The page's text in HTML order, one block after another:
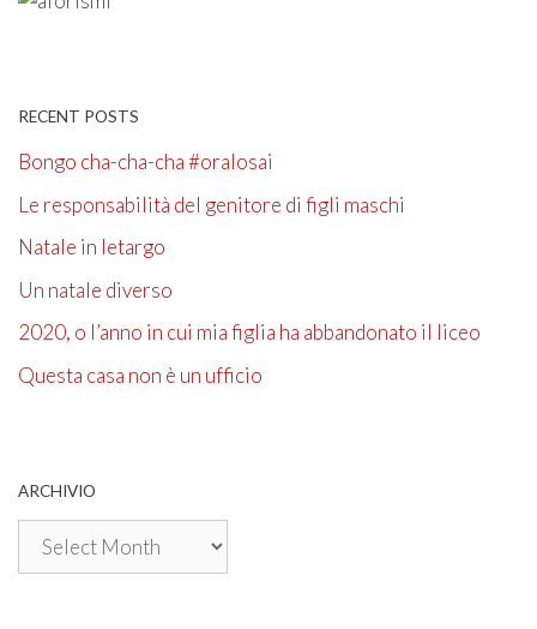
RECENT POSTS
Bongo cha-cha-cha #oralosai
Le responsabilità del genitore di figli maschi
Natale in letargo
Un natale diverso
2020, o l’anno in cui mia figlia ha abbandonato il liceo
Questa casa non è un ufficio
ARCHIVIO
Archivio